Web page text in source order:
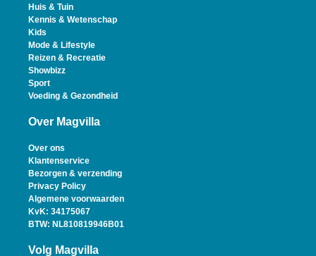
Huis & Tuin
Kennis & Wetenschap
Kids
Mode & Lifestyle
Reizen & Recreatie
Showbizz
Sport
Voeding & Gezondheid
Over Magvilla
Over ons
Klantenservice
Bezorgen & verzending
Privacy Policy
Algemene voorwaarden
KvK: 34175067
BTW: NL810819946B01
Volg Magvilla